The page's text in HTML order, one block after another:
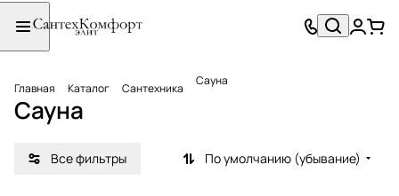
Главная Каталог Сантехника Сауна
Сауна
Все фильтры По умолчанию (убывание)